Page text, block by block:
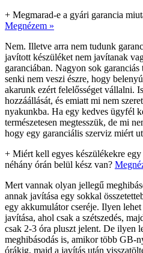
+ Megmarad-e a gyári garancia
Megnézem »
Nem. Illetve arra nem tudunk
javított készüléket nem javítanak
garanciában. Nagyon sok
senki nem veszi észre, hogy
akarunk ezért felelősséget vállalni.
hozzáállását, és emiatt mi nem
nyakunkba. Ha egy kedves ügyfél
természetesen megtesszük, de mi
hogy egy garanciális szerviz miért
+ Miért kell egyes készülékekre
néhány órán belül kész van?
Mert vannak olyan jellegű
annak javítása egy sokkal
egy akkumulátor cseréje. Ilyen
javítása, ahol csak a szétszedés,
csak 2-3 óra pluszt jelent. De ilyen
meghibásodás is, amikor több GB-
órákig, majd a javítás után